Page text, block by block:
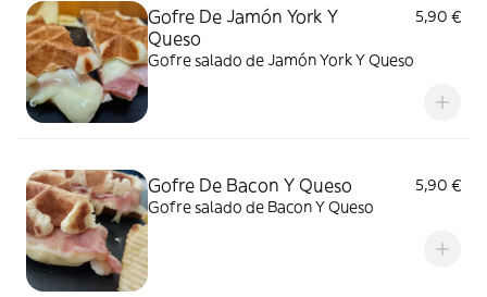
Gofre De Jamón York Y
Queso
5,90 €
Gofre salado de Jamón York Y Queso
Gofre De Bacon Y Queso
5,90 €
Gofre salado de Bacon Y Queso